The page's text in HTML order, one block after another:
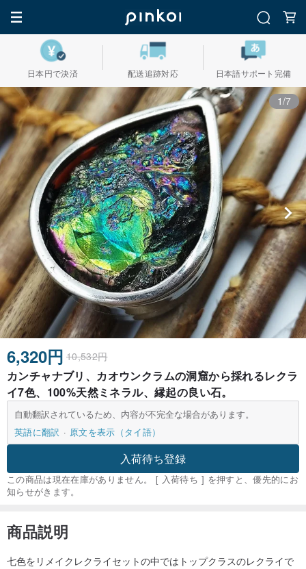
日本円で決済 配送追跡対応 日本語サポート完備
1/7
6,320円 10,532円
カンチャナブリ、カオウンクラムの洞窟から採れるレクラ
イ7色、100%天然ミネラル、縁起の良い石。
自動翻訳されているため、内容が不完全な場合があります。
英語に翻訳
原文を表示（タイ語）
入荷待ち登録
この商品は現在在庫がありません。 [ 入荷待ち ] を押すと、優先的にお
知らせがきます。
商品説明
七色をリメイクレクライセットの中ではトップクラスのレクライで